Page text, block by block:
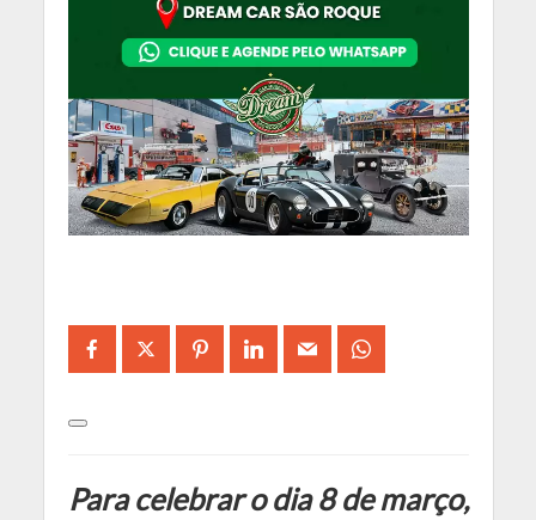
Para celebrar o dia 8 de março,